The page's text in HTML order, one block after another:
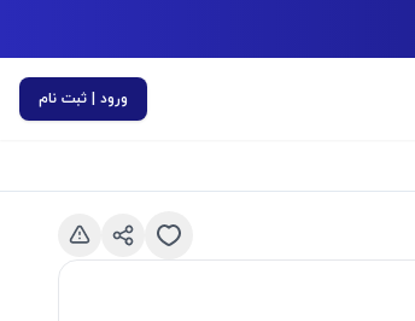
ورود | ثبت نام